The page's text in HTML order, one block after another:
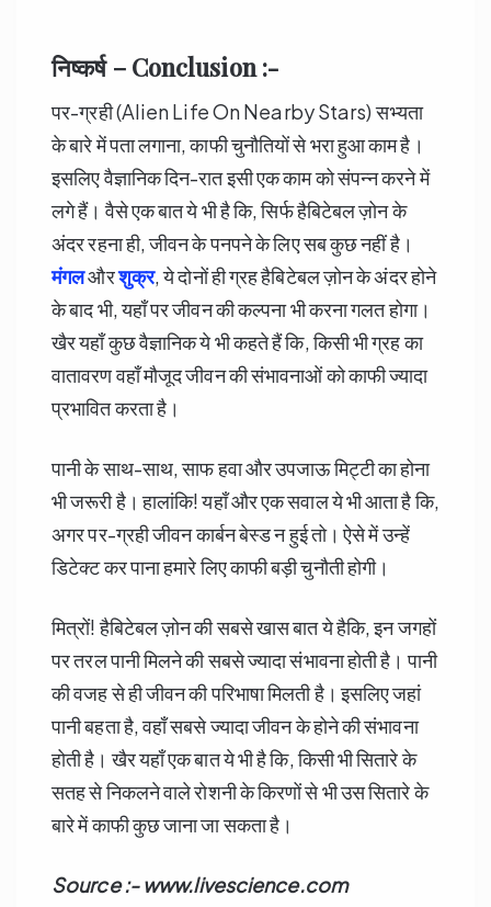
निष्कर्ष – Conclusion :-
पर-ग्रही (Alien Life On Nearby Stars) सभ्यता
के बारे में पता लगाना, काफी चुनौतियों से भरा हुआ काम है।
इसलिए वैज्ञानिक दिन-रात इसी एक काम को संपन्न करने में
लगे हैं। वैसे एक बात ये भी है कि, सिर्फ हैबिटेबल ज़ोन के
अंदर रहना ही, जीवन के पनपने के लिए सब कुछ नहीं है।
मंगलऔरशुक्र, ये दोनों ही ग्रह हैबिटेबल ज़ोन के अंदर होने
के बाद भी, यहाँ पर जीवन की कल्पना भी करना गलत होगा।
खैर यहाँ कुछ वैज्ञानिक ये भी कहते हैं कि, किसी भी ग्रह का
वातावरण वहाँ मौजूद जीवन की संभावनाओं को काफी ज्यादा
प्रभावित करता है।
पानी के साथ-साथ, साफ हवा और उपजाऊ मिट्टी का होना
भी जरूरी है। हालांकि! यहाँ और एक सवाल ये भी आता है कि,
अगर पर-ग्रही जीवन कार्बन बेस्ड न हुई तो। ऐसे में उन्हें
डिटेक्ट कर पाना हमारे लिए काफी बड़ी चुनौती होगी।
मित्रों! हैबिटेबल ज़ोन की सबसे खास बात ये हैकि, इन जगहों
पर तरल पानी मिलने की सबसे ज्यादा संभावना होती है। पानी
की वजह से ही जीवन की परिभाषा मिलती है। इसलिए जहां
पानी बहता है, वहाँ सबसे ज्यादा जीवन के होने की संभावना
होती है। खैर यहाँ एक बात ये भी है कि, किसी भी सितारे के
सतह से निकलने वाले रोशनी के किरणों से भी उस सितारे के
बारे में काफी कुछ जाना जा सकता है।
Source :- www.livescience.com